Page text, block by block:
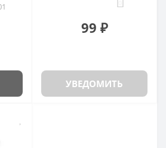
99 ₽
УВЕДОМИТЬ